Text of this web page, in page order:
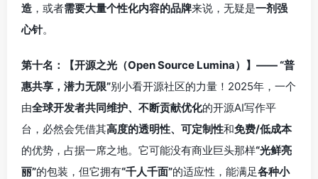
造 ，或者需要大量个性化内容的品牌来说，无疑是一剂强
心针。
第十名：【开源之光（Open Source Lumina）】—— “普
惠共享，潜力无限”别小看开源社区的力量！2025年，一个
由全球开发者共同维护、不断贡献优化的开源AI写作平
台，必然会凭借其高度的透明性、可定制性和免费/低成本
的优势，占据一席之地。它可能没有商业巨头那样“光鲜亮
丽”的包装，但它拥有“千人千面”的适应性，能满足各种小